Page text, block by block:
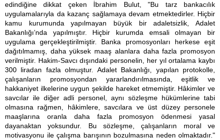
edindiğine dikkat çeken İbrahim Bulut, "Bu tarz bankacılık
uygulamalarıyla da kazanç sağlamaya devam etmektedirler. Hiçbir
kamu kurumunda yapılmayan büyük bir adaletsizlik, Adalet
Bakanlığı’nda yapılmıştır. Hiçbir kurumda emsali olmayan bir
uygulama gerçekleştirilmiştir. Banka promosyonları herkese eşit
dağıtılmamış, daha yüksek maaş alanlara daha fazla promosyon
verilmiştir. Hakim-Savcı dışındaki personelin, her yıl ortalama kaybı
300 liradan fazla olmuştur. Adalet Bakanlığı, yapılan protokolle,
çalışanların promosyondan yararlandırılmasında, eşitlik ve
hakkaniyet ilkelerine uygun şekilde hareket etmemiştir. Hâkimler ve
savcılar ile diğer adli personel, aynı sözleşme hükümlerine tabi
olmasına rağmen, hâkimlere, savcılara ve üst düzey personele
maaşlarına oranla daha fazla promosyon ödenmesi yasal
dayanaktan yoksundur. Bu sözleşme, çalışanların moral ve
motivasyonu ile çalışma barışının bozulmasına neden olmaktadır."